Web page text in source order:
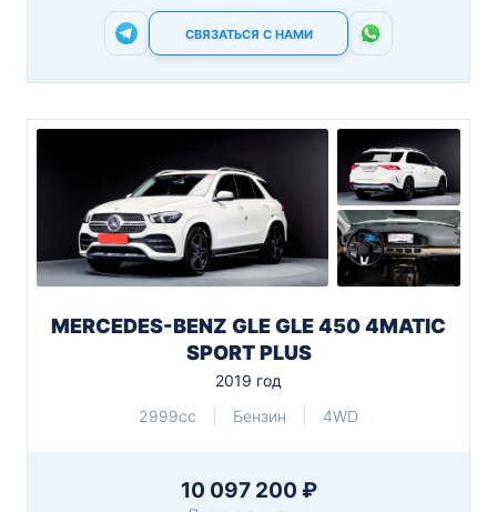
СВЯЗАТЬСЯ С НАМИ
MERCEDES-BENZ GLE GLE 450 4MATIC
SPORT PLUS
2019 год
2999cc
Бензин 4WD
10 097 200 ₽